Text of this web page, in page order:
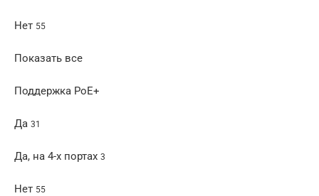
Нет 55
Показать все
Поддержка PoE+
Да 31
Да, на 4-х портах 3
Нет 55